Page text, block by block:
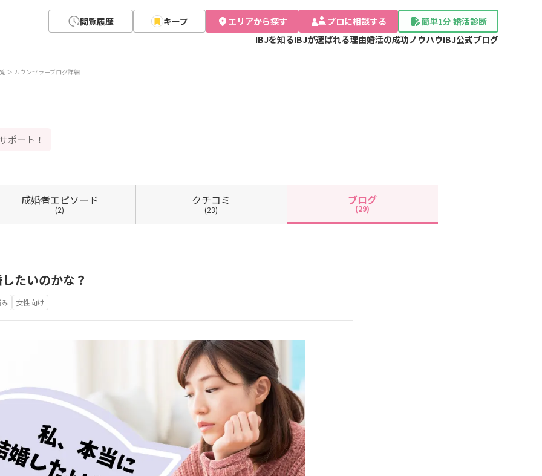
閲覧履歴 キープ エリアから探す プロに相談する
簡単1分 婚活診断
IBJを知るIBJが選ばれる理由婚活の成功ノウハウIBJ公式ブログ
カウンセラーブログ詳細
ポート！
成婚者エピソード
(2)
クチコミ
(23)
ブログ
(29)
たいのかな？
女性向け